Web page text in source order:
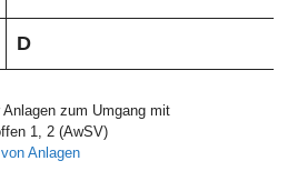
D
Anlagen zum Umgang mit
1, 2 (AwSV)
Anlagen